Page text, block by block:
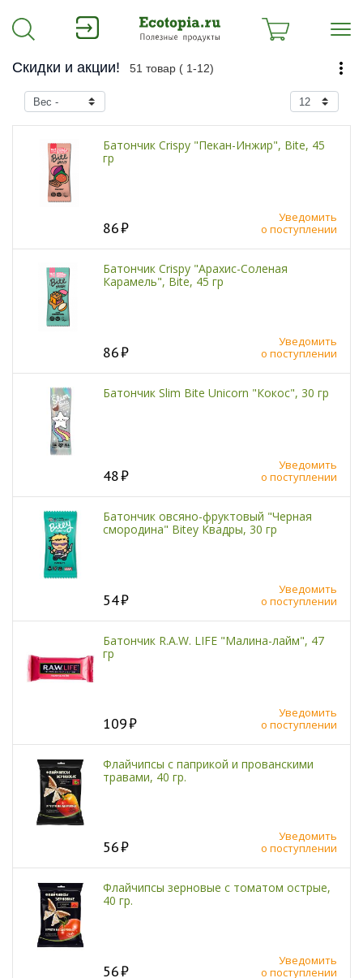
Скидки и акции! 51 товар ( 1-12)
Батончик Crispy "Пекан-Инжир", Bite, 45
гр
86
Уведомить
о поступлении
Батончик Crispy "Арахис-Соленая
Карамель", Bite, 45 гр
86
Уведомить
о поступлении
Батончик Slim Bite Unicorn "Кокос", 30 гр
48
Уведомить
о поступлении
Батончик овсяно-фруктовый "Черная
смородина" Bitey Квадры, 30 гр
54
Уведомить
о поступлении
Батончик R.A.W. LIFE "Малина-лайм", 47
гр
109
Уведомить
о поступлении
Флайчипсы с паприкой и прованскими
травами, 40 гр.
56
Уведомить
о поступлении
Флайчипсы зерновые с томатом острые,
40 гр.
56
Уведомить
о поступлении